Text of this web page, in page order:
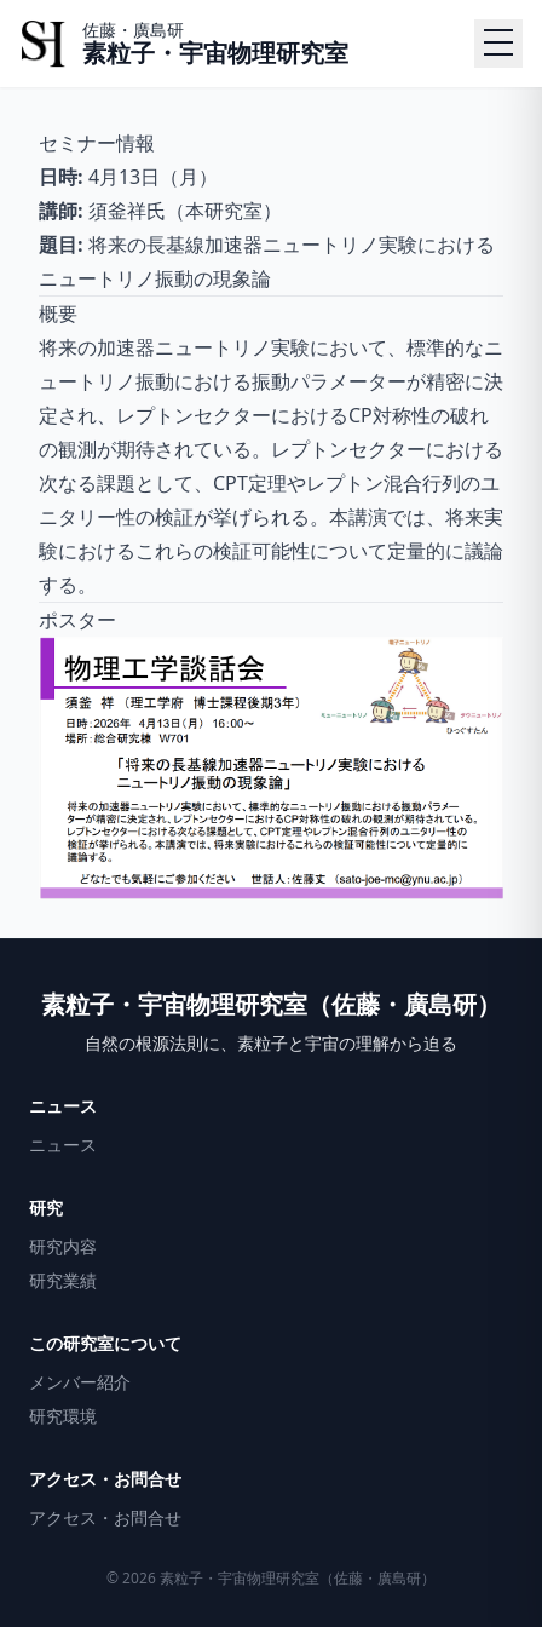
佐藤・廣島研
素粒子・宇宙物理研究室
セミナー情報
日時: 4月13日（月）
講師: 須釜祥氏（本研究室）
題目: 将来の長基線加速器ニュートリノ実験における
ニュートリノ振動の現象論
概要
将来の加速器ニュートリノ実験において、標準的なニ
ュートリノ振動における振動パラメーターが精密に決
定され、レプトンセクターにおけるCP対称性の破れ
の観測が期待されている。レプトンセクターにおける
次なる課題として、CPT定理やレプトン混合行列のユ
ニタリー性の検証が挙げられる。本講演では、将来実
験におけるこれらの検証可能性について定量的に議論
する。
ポスター
素粒子・宇宙物理研究室（佐藤・廣島研）
自然の根源法則に、素粒子と宇宙の理解から迫る
ニュース
ニュース
研究
研究内容
研究業績
この研究室について
メンバー紹介
研究環境
アクセス・お問合せ
アクセス・お問合せ
© 2026 素粒子・宇宙物理研究室（佐藤・廣島研）